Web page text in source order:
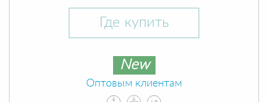
Где купить
New
Оптовым клиентам